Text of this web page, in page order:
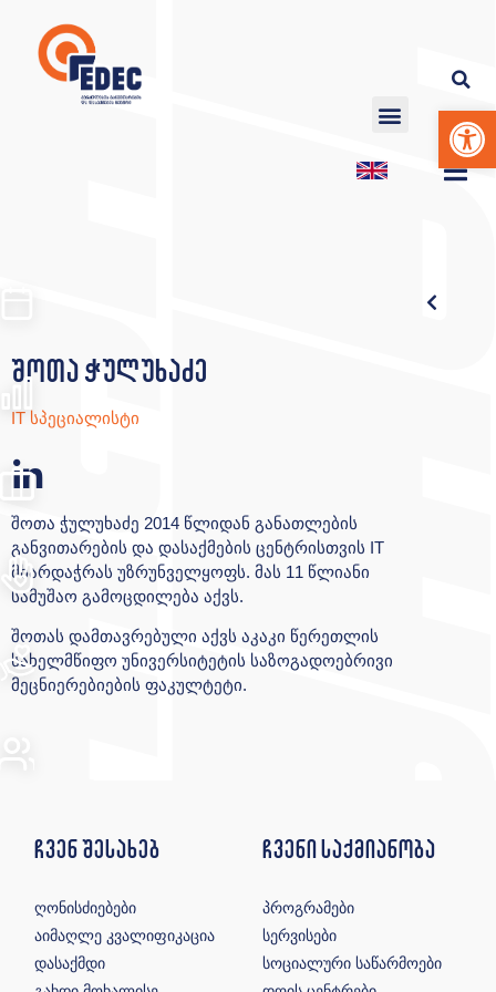
შოთა ჭულუხაძე
IT სპეციალისტი
შოთა ჭულუხაძე 2014 წლიდან განათლების
განვითარების და დასაქმების ცენტრისთვის IT
მხარდაჭრას უზრუნველყოფს. მას 11 წლიანი
სამუშაო გამოცდილება აქვს.
შოთას დამთავრებული აქვს აკაკი წერეთლის
სახელმწიფო უნივერსიტეტის საზოგადოებრივი
მეცნიერებიების ფაკულტეტი.
ჩვენ შესახებ
ღონისძიებები
აიმაღლე კვალიფიკაცია
დასაქმდი
ჩვენი საქმიანობა
პროგრამები
სერვისები
სოციალური საწარმოები